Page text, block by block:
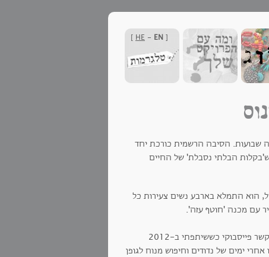
[
HE - EN
]
שבועות. הסיבה הרשמית כורכת יחד
הבלתי נסבלת' של החיים
הוא התמלא בארבע נשים צעירות כל
עם מכנה 'חוטף עזה'.
, הייתי בקשר פייסבוקי כששיתפתי ב-2012
ימים של נדודים וחיפוש מנוח לגופן